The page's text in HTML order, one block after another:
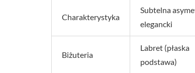
Charakterystyka
Subtelna
elegancki
Biżuteria
Labret (płaska
podstawa)